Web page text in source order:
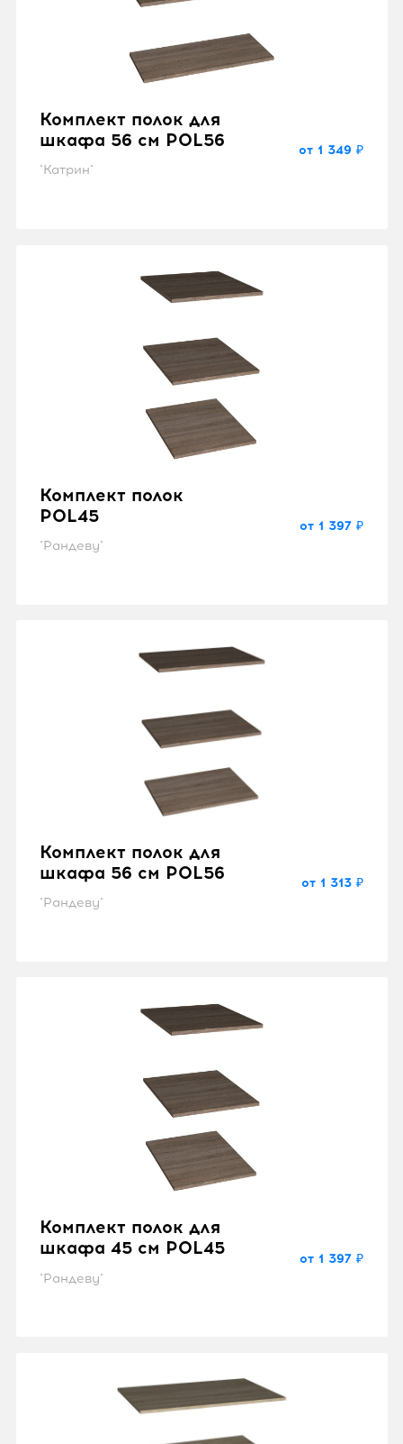
Комплект полок для
шкафа 56 см POL56
"Катрин"
от 1 349 ₽
Комплект полок
POL45
"Рандеву"
от 1 397 ₽
Комплект полок для
шкафа 56 см POL56
"Рандеву"
от 1 313 ₽
Комплект полок для
шкафа 45 см POL45
"Рандеву"
от 1 397 ₽